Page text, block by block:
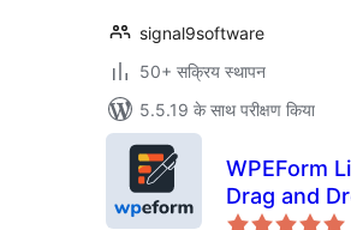
signal9software
50+ सक्रिय स्थापन
5.5.19 के साथ परीक्षण किया
WPEForm
Drag and
Form